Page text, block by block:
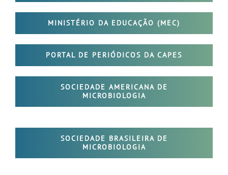
MINISTÉRIO DA EDUCAÇÃO (MEC)
PORTAL DE PERIÓDICOS DA CAPES
SOCIEDADE AMERICANA DE
MICROBIOLOGIA
SOCIEDADE BRASILEIRA DE
MICROBIOLOGIA